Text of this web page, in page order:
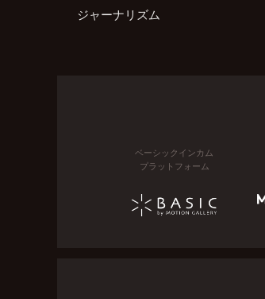
ジャーナリズム
ベーシックインカム
プラットフォーム